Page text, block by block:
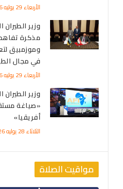
الأربعاء 29 يوليه 2026-04:12
وزير
مذكرة
وموزمبيق
في مجال
الأربعاء 29 يوليه 2026-12:54
وزير
«صياغة
أفريقيا»
الثلاثاء 28 يوليه 2026-08:30
مواقيت الصلاة